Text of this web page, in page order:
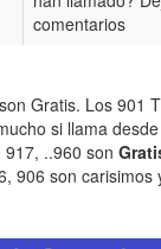
comentarios
Gratis. Los 901
si llama
..960 son
906 son carisimos